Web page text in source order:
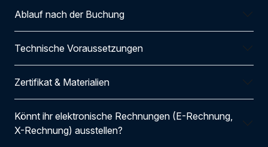
Ablauf nach der Buchung
Technische Voraussetzungen
Zertifikat & Materialien
Könnt ihr elektronische Rechnungen (E-Rechnung,
X-Rechnung) ausstellen?